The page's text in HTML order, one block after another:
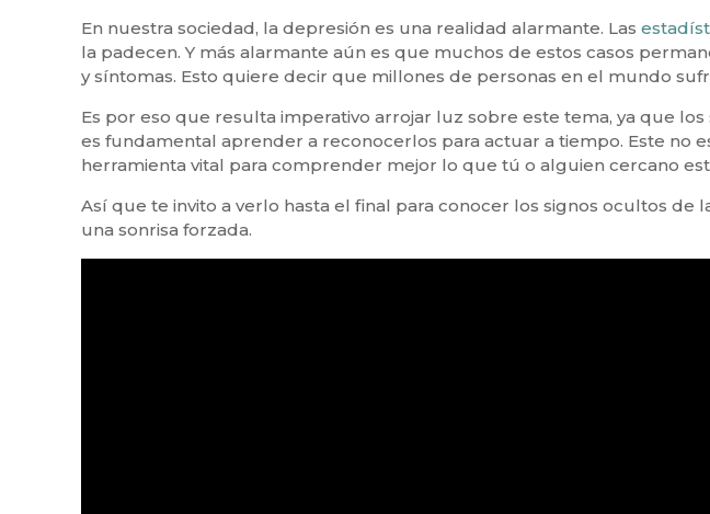
En nuestra sociedad, la depresión es una realidad alarmante. Las
la padecen. Y más alarmante aún es que muchos de estos casos
y síntomas. Esto quiere decir que millones de personas en el mundo
Es por eso que resulta imperativo arrojar luz sobre este tema, ya que
es fundamental aprender a reconocerlos para actuar a tiempo. Este no
herramienta vital para comprender mejor lo que tú o alguien cercano
Así que te invito a verlo hasta el final para conocer los signos ocultos
una sonrisa forzada.